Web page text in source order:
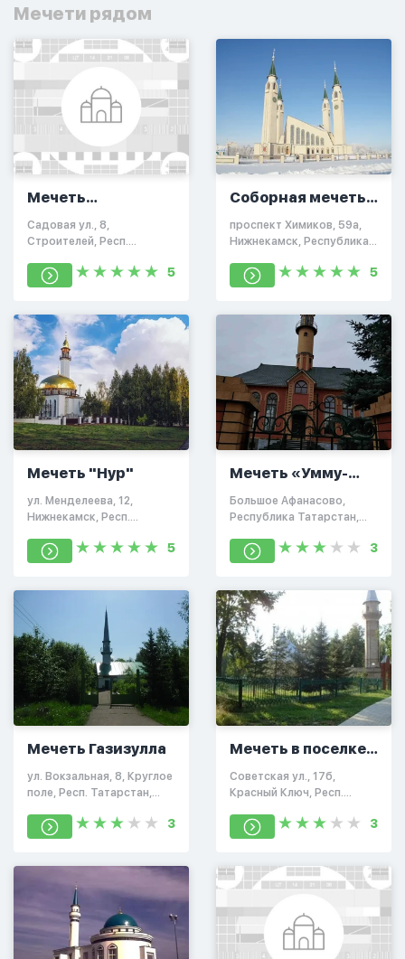
Мечети рядом
Мечеть
пос.Строителей
Садовая ул., 8,
Строителей, Респ.
423576
5
Соборная мечеть
Нижнекамска
проспект Химиков, 59а,
Нижнекамск, Республика
423570
5
Мечеть "Нур"
ул. Менделеева, 12,
Нижнекамск, Респ.
423582
5
Мечеть «Умму-
Гульсум»
Большое Афанасово,
Республика Татарстан,
3
Мечеть Газизулла
ул. Вокзальная, 8, Круглое
поле, Респ. Татарстан,
3
Мечеть в поселке
Красный Ключ
Советская ул., 17б,
Красный Ключ, Респ.
423552
3